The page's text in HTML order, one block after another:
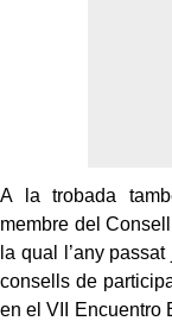
A la trobada
membre del
la qual l’any
consells de
en el VII Encuentro